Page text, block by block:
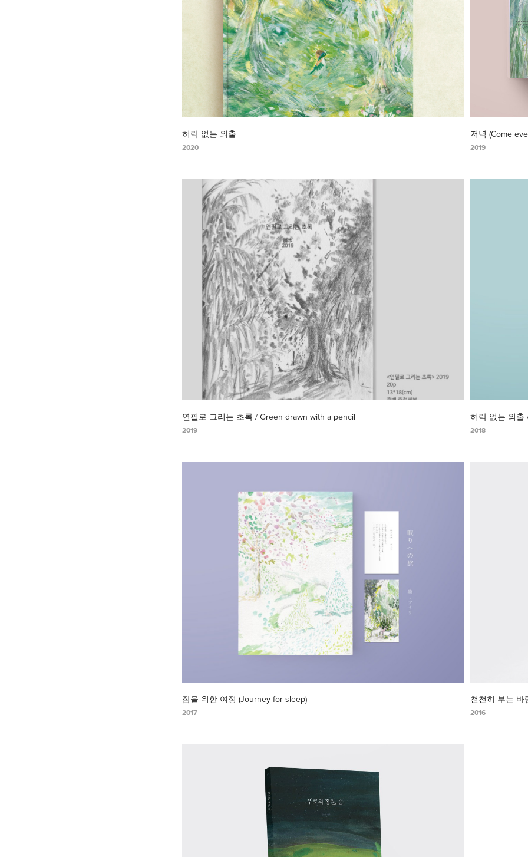
허락 없는 외출
2020
저녁 (Come
2019
연필로 그리는 초록 / Green drawn with a pencil
2019
허락 없는 외출
2018
잠을 위한 여정 (Journey for sleep)
2017
천천히 부는 바
2016